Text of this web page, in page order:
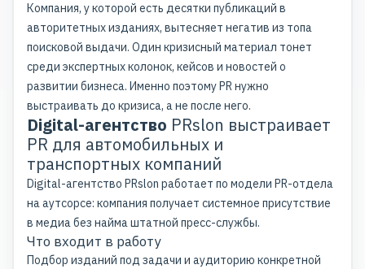
Компания, у которой есть десятки публикаций в
авторитетных изданиях, вытесняет негатив из топа
поисковой выдачи. Один кризисный материал тонет
среди экспертных колонок, кейсов и новостей о
развитии бизнеса. Именно поэтому PR нужно
выстраивать до кризиса, а не после него.
Digital-агентство PRslon выстраивает
PR для автомобильных и
транспортных компаний
Digital-агентство PRslon работает по модели PR-отдела
на аутсорсе: компания получает системное присутствие
в медиа без найма штатной пресс-службы.
Что входит в работу
Подбор изданий под задачи и аудиторию конкретной